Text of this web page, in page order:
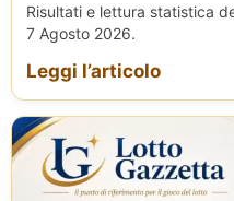
Risultati e lettura statistica
7 Agosto 2026.
Leggi l’articolo